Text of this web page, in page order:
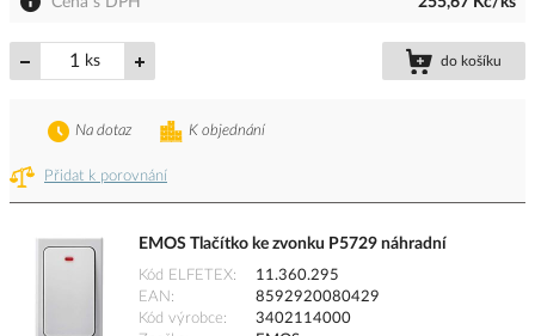
ks do košíku
Přidat k porovnání
K objednání
Na dotaz
EMOS Tlačítko ke zvonku P5729 náhradní
Kód ELFETEX
11.360.295
EAN
8592920080429
Kód výrobce
3402114000